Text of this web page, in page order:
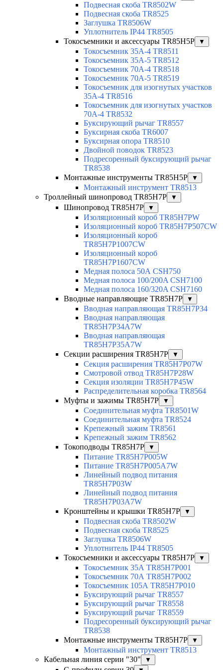
Подвесная скоба TR8502W
Подвесная скоба TR8525
Заглушка TR8506W
Уплотнитель IP44 TR8505
Токосъемники и аксессуары TR85H5P
▼
Токосъемник 35А-4 TR8511
Токосъемник 35А-5 TR8512
Токосъемник 70А-4 TR8518
Токосъемник 70А-5 TR8519
Токосъемник для изогнутых участков
35А-4 TR8516
Токосъемник для изогнутых участков
70А-4 TR8532
Буксирующий рычаг TR8557
Буксирная скоба TR6007
Буксирная опора TR8510
Двойной поводок TR8523
Подресоренный буксирующий рычаг
TR8538
Монтажные инструменты TR85H5P
▼
Монтажный инструмент TR8513
Троллейный шинопровод TR85H7P
▼
Шинопровод TR85H7P ▼
Изоляционный короб TR85H7PW
Изоляционный короб TR85H7P507CW
Изоляционный короб
TR85H7P1007CW
Изоляционный короб
TR85H7P1607CW
Медная полоса 50А CSH750
Медная полоса 100/200A CSH7100
Медная полоса 160/320A CSH7160
Вводные направляющие TR85H7P
▼
Вводная направляющая TR85H7P34
Вводная направляющая
TR85H7P34A7W
Вводная направляющая
TR85H7P35A7W
Секции расширения TR85H7P
▼
Секция расширения TR85H7P07W
Смотровой отвод TR85H7P28W
Секция изоляции TR85H7P45W
Распределительная коробка TR8564
Муфты и зажимы TR85H7P
▼
Соединительная муфта TR8501W
Соединительная муфта TR8524
Крепежный зажим TR8561
Крепежный зажим TR8562
Токоподводы TR85H7P
▼
Питание TR85H7P005W
Питание TR85H7P005A7W
Линейный подвод питания
TR85H7P03W
Линейный подвод питания
TR85H7P03A7W
Кронштейны и крышки TR85H7P
▼
Подвесная скоба TR8502W
Подвесная скоба TR8525
Заглушка TR8506W
Уплотнитель IP44 TR8505
Токосъемники и аксессуары TR85H7P
▼
Токосъемник 35А TR85H7P001
Токосъемник 70А TR85H7P002
Токосъемник 105А TR85H7P010
Буксирующий рычаг TR8557
Буксирующий рычаг TR8558
Буксирующий рычаг TR8559
Подресоренный буксирующий рычаг
TR8538
Монтажные инструменты TR85H7P
▼
Монтажный инструмент TR8513
Кабельная линия серии "30"
▼